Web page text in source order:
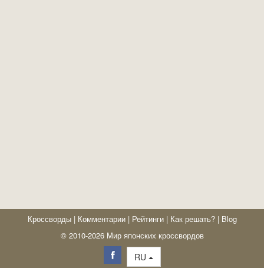
Кроссворды | Комментарии | Рейтинги | Как решать? | Blog
© 2010-2026 Мир японских кроссвордов
RU